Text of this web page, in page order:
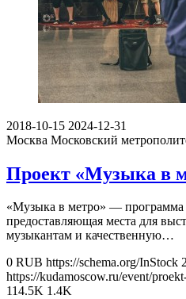
2018-10-15 2024-12-31
Москва Московский
Проект «Музыка в
«Музыка в метро» — программа
предоставляющая места для
музыкантам и качественную…
0 RUB https://schema.org/InStock
https://kudamoscow.ru/event/
114.5K 1.4K